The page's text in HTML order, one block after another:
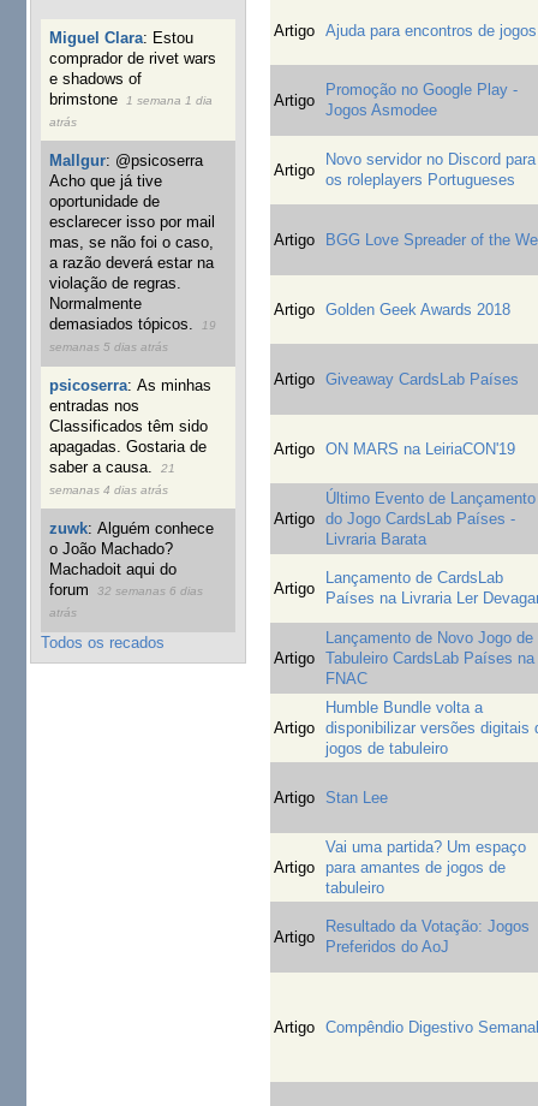
Miguel Clara: Estou
comprador de rivet wars
e shadows of
brimstone
1 semana 1 dia
atrás
Mallgur: @psicoserra
Acho que já tive
oportunidade de
esclarecer isso por mail
mas, se não foi o caso,
a razão deverá estar na
violação de regras.
Normalmente
demasiados tópicos.
19
semanas 5 dias atrás
psicoserra:As minhas
entradas nos
Classificados têm sido
apagadas. Gostaria de
saber a causa.
21
semanas 4 dias atrás
zuwk:Alguém conhece
o João Machado?
Machadoit aqui do
forum
32 semanas 6 dias
atrás
Todos os recados
Artigo Ajuda para encontros de jogos
Artigo
Promoção no Google Play -
Jogos Asmodee
Artigo
Novo servidor no Discord para
os roleplayers Portugueses
Artigo BGG Love Spreader of the
Artigo Golden Geek Awards 2018
Artigo Giveaway CardsLab Países
Artigo ON MARS na LeiriaCON'19
Artigo
Último Evento de Lançamento
do Jogo CardsLab Países -
Livraria Barata
Artigo
Lançamento de CardsLab
Países na Livraria Ler
Artigo
Lançamento de Novo Jogo de
Tabuleiro CardsLab Países na
FNAC
Artigo
Humble Bundle volta a
disponibilizar versões digitais
jogos de tabuleiro
Artigo Stan Lee
Artigo
Vai uma partida? Um espaço
para amantes de jogos de
tabuleiro
Artigo
Resultado da Votação: Jogos
Preferidos do AoJ
Artigo Compêndio Digestivo